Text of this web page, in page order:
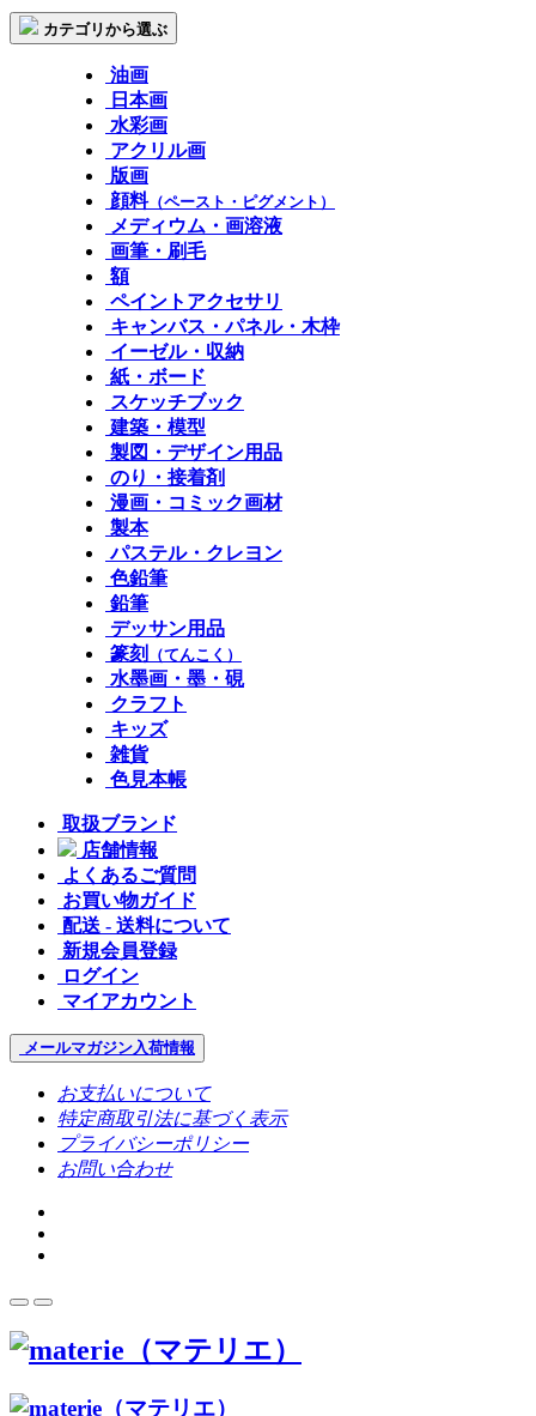
カテゴリから選ぶ
油画
日本画
水彩画
アクリル画
版画
顔料（ペースト・ピグメント）
メディウム・画溶液
画筆・刷毛
額
ペイントアクセサリ
キャンバス・パネル・木枠
イーゼル・収納
紙・ボード
スケッチブック
建築・模型
製図・デザイン用品
のり・接着剤
漫画・コミック画材
製本
パステル・クレヨン
色鉛筆
鉛筆
デッサン用品
篆刻
（てんこく）
水墨画・墨・硯
クラフト
キッズ
雑貨
色見本帳
取扱ブランド
店舗情報
よくあるご質問
お買い物ガイド
配送 - 送料について
新規会員登録
ログイン
マイアカウント
メールマガジン入荷情報
お支払いについて
特定商取引法に基づく表示
プライバシーポリシー
お問い合わせ